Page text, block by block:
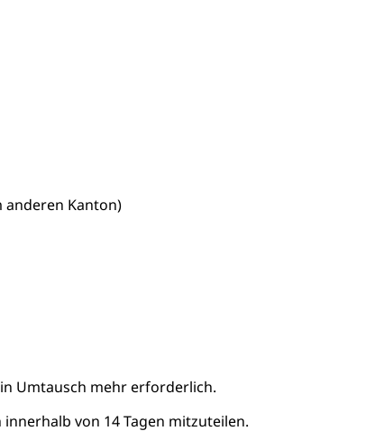
Kanton)
Umtausch mehr erforderlich.
von 14 Tagen mitzuteilen.